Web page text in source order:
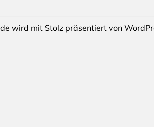
wird mit Stolz präsentiert von